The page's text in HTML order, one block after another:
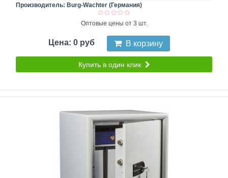
Производитель: Burg-Wachter (Германия)
Оптовые цены от 3 шт.
Цена: 0 руб В корзину
Купить в один клик